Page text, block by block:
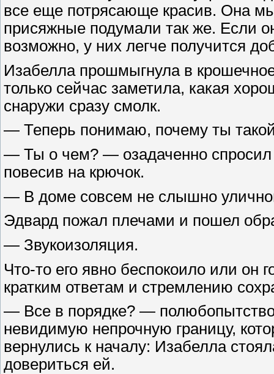
все еще потрясающе красив. Она
присяжные подумали так же. Если
возможно, у них легче получится
Изабелла прошмыгнула в
только сейчас заметила, какая
снаружи сразу смолк.
— Теперь понимаю, почему ты
— Ты о чем? — озадаченно спросил
повесив на крючок.
— В доме совсем не слышно
Эдвард пожал плечами и пошел
— Звукоизоляция.
Что-то его явно беспокоило или он
кратким ответам и стремлению
— Все в порядке? —
невидимую непрочную границу,
вернулись к началу: Изабелла
довериться ей.